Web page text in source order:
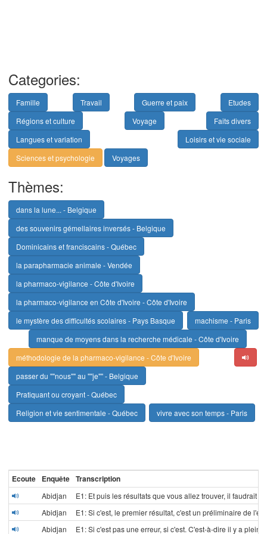
Categories:
Famille Travail Guerre et paix
Etudes
Régions et culture
Voyage
Faits divers
Langues et variation
Loisirs et vie sociale
Sciences et psychologie
Voyages
Thèmes:
dans la lune... - Belgique
des souvenirs gémellaires inversés - Belgique
Dominicains et franciscains - Québec
la parapharmacie animale - Vendée
la pharmaco-vigilance - Côte d'Ivoire
la pharmaco-vigilance en Côte d'Ivoire - Côte d'Ivoire
le mystère des difficultés scolaires - Pays Basque
machisme - Paris
manque de moyens dans la recherche médicale - Côte d'Ivoire
méthodologie de la pharmaco-vigilance - Côte d'Ivoire
passer du ""nous"" au ""je"" - Belgique
Pratiquant ou croyant - Québec
Religion et vie sentimentale - Québec
vivre avec son temps - Paris
Ecoute Enquête Transcription
Abidjan
E1: Et puis les résultats que vous allez trouver, il faudrait
Abidjan
E1: Si c'est, le premier résultat, c'est un préliminaire de
Abidjan
E1: Si c'est pas une erreur, si c'est. C'est-à-dire il y a plein